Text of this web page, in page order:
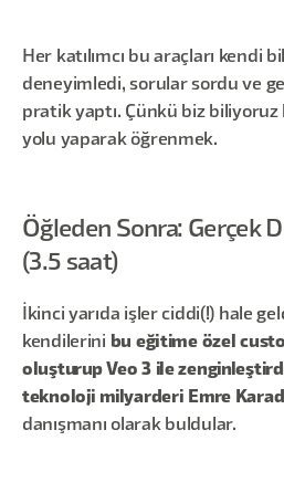
Her katılımcı bu araçları kendi
deneyimledi, sorular sordu ve
pratik yaptı. Çünkü biz
yolu yaparak öğrenmek.
Öğleden Sonra: Gerçek
(3.5 saat)
İkinci yarıda işler ciddi(!) hale
kendilerini bu eğitime özel
oluşturup Veo 3 ile
teknoloji milyarderi Emre
danışmanı olarak buldular.